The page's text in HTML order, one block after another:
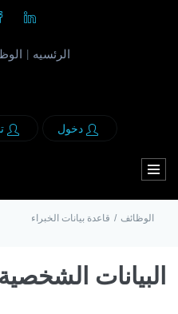
الرئسيه
دخول
الوظائف / قاعدة بيانات الخبراء
البيانات الشخصية